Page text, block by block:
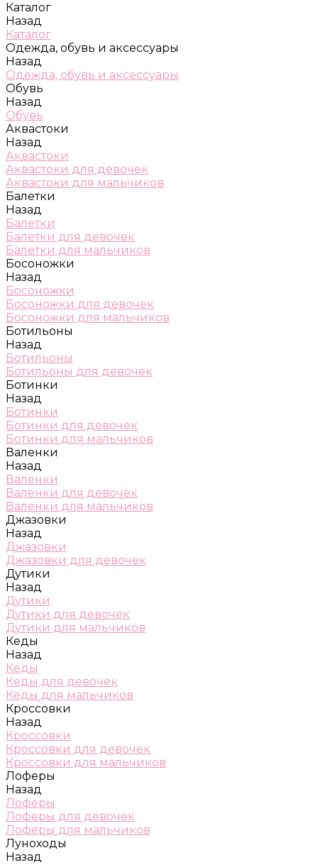
Каталог
Назад
Каталог
Одежда, обувь и аксессуары
Назад
Одежда, обувь и аксессуары
Обувь
Назад
Обувь
Аквастоки
Назад
Аквастоки
Аквастоки для девочек
Аквастоки для мальчиков
Балетки
Назад
Балетки
Балетки для девочек
Балетки для мальчиков
Босоножки
Назад
Босоножки
Босоножки для девочек
Босоножки для мальчиков
Ботильоны
Назад
Ботильоны
Ботильоны для девочек
Ботинки
Назад
Ботинки
Ботинки для девочек
Ботинки для мальчиков
Валенки
Назад
Валенки
Валенки для девочек
Валенки для мальчиков
Джазовки
Назад
Джазовки
Джазовки для девочек
Дутики
Назад
Дутики
Дутики для девочек
Дутики для мальчиков
Кеды
Назад
Кеды
Кеды для девочек
Кеды для мальчиков
Кроссовки
Назад
Кроссовки
Кроссовки для девочек
Кроссовки для мальчиков
Лоферы
Назад
Лоферы
Лоферы для девочек
Лоферы для мальчиков
Луноходы
Назад